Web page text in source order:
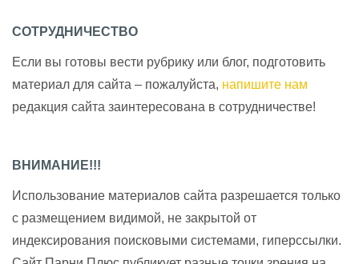
СОТРУДНИЧЕСТВО
Если вы готовы вести рубрику или блог, подготовить
материал для сайта – пожалуйста, напишите нам
редакция сайта заинтересована в сотрудничестве!
ВНИМАНИЕ!!!
Использование материалов сайта разрешается только
с размещением видимой, не закрытой от
индексирования поисковыми системами, гиперссылки.